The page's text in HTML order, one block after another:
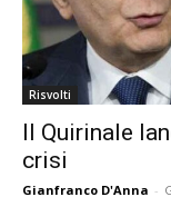
Risvolti
Il Quirinale
crisi
Gianfranco D'Anna -